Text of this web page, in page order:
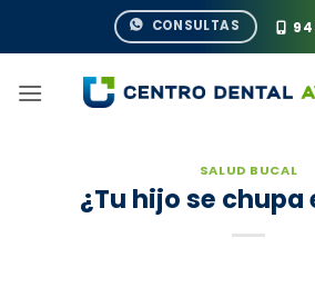
CONSULTAS
SALUD BUCAL
¿Tu hijo se chupa